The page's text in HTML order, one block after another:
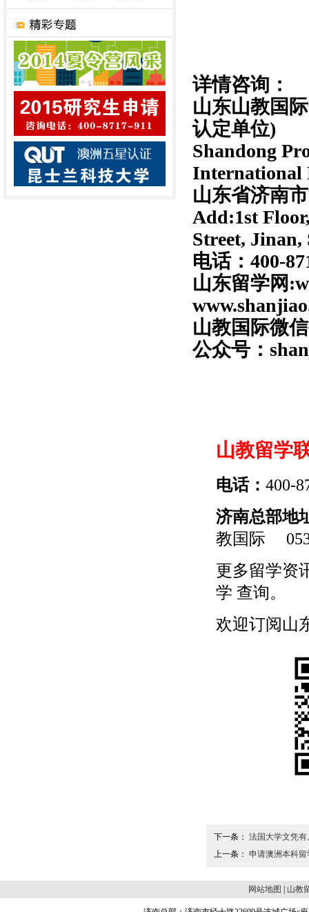
详情咨询：
山东山教国
认定单位)
Shandong
International
山东省济南
Add:1st
Street, Jinan,
电话：400-
山东留学网
山教国际微
公众号：
山教留学
电话： 400-
济南总部地
教国际
更多留学资
学 查询。
欢迎订阅山
下一条： 法国大学文凭有
上一条： 申请澳洲本科
网站地图 山教